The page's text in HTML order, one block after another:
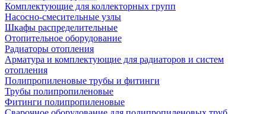
Комплектующие для коллекторных групп
Насосно-смесительные узлы
Шкафы распределительные
Отопительное оборудование
Радиаторы отопления
Арматура и комплектующие для радиаторов и систем
отопления
Полипропиленовые трубы и фитинги
Трубы полипропиленовые
Фитинги полипропиленовые